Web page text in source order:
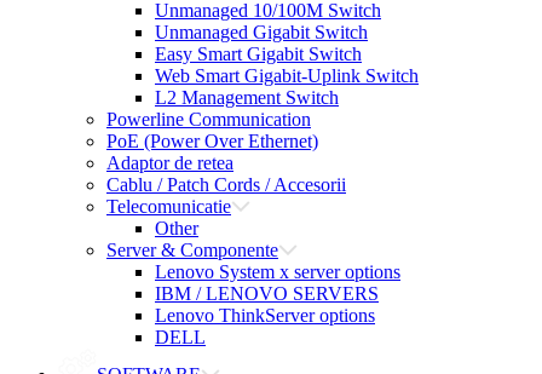
Unmanaged 10/100M Switch
Unmanaged Gigabit Switch
Easy Smart Gigabit Switch
Web Smart Gigabit-Uplink Switch
L2 Management Switch
Powerline Communication
PoE (Power Over Ethernet)
Adaptor de retea
Cablu / Patch Cords / Accesorii
Telecomunicatie
Other
Server & Componente
Lenovo System x server options
IBM / LENOVO SERVERS
Lenovo ThinkServer options
DELL